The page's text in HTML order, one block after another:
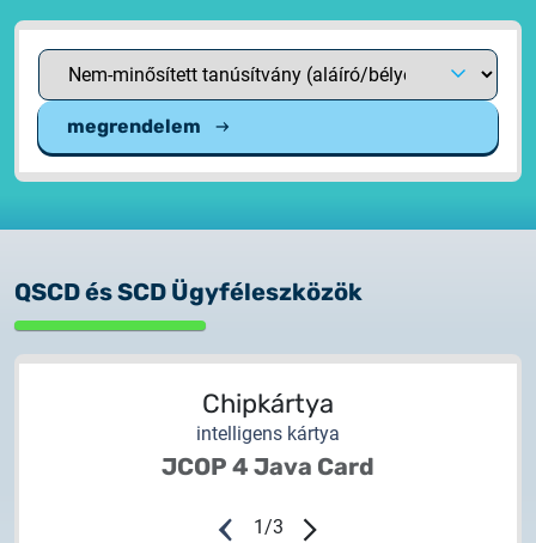
megrendelem
QSCD és SCD Ügyféleszközök
Chipkártya
intelligens kártya
JCOP 4 Java Card
1/3